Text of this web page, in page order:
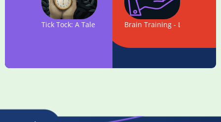
Tick Tock: A Tale for Two Brain Training - Logic Puzzles